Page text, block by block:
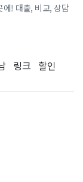
에! 대출, 비교, 상담
링크 할인